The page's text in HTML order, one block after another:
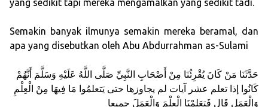
yang sedikit tapi mereka mengamalkan yang sedikit tadi.
Semakin banyak ilmunya semakin mereka beramal, dan
apa yang disebutkan oleh Abu Abdurrahman as-Sulami
حَدَّثَنَا مَنْ كَانَ يُقْرِئُنَا مِنْ أَصْحَابِ النَّبِيِّ صَلَّى اللَّهُ عَلَيْهِ وَسَلَّمَ أَنَّهُمْ
كَانُوا إذا تعلم عشر آيات لم يجاوزها حتى يَتعلمُوا مَا فِيهَا مِنْ الْعِلْمِ
وَالْعَمَلِ قَال فَتعَلمْنَا الْعِلْمَ وَالْعَمَلَ جميعا